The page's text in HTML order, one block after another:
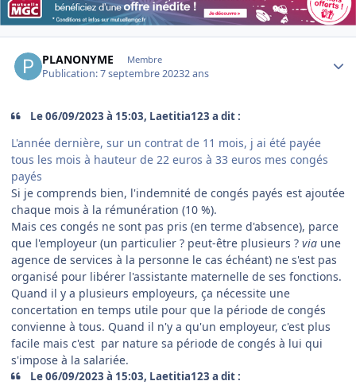
PLANONYME Membre
Publication:7 septembre 20232 ans
Le 06/09/2023 à 15:03, Laetitia123 a dit :
L'année dernière, sur un contrat de 11 mois, j ai été payée
tous les mois à hauteur de 22 euros à 33 euros mes congés
payés
Si je comprends bien, l'indemnité de congés payés est ajoutée
chaque mois à la rémunération (10 %).
Mais ces congés ne sont pas pris (en terme d'absence), parce
que l'employeur (un particulier ? peut-être plusieurs ? via une
agence de services à la personne le cas échéant) ne s'est pas
organisé pour libérer l'assistante maternelle de ses fonctions.
Quand il y a plusieurs employeurs, ça nécessite une
concertation en temps utile pour que la période de congés
convienne à tous. Quand il n'y a qu'un employeur, c'est plus
facile mais c'est par nature sa période de congés à lui qui
s'impose à la salariée.
Le 06/09/2023 à 15:03, Laetitia123 a dit :